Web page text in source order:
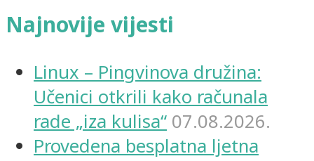
Najnovije vijesti
Linux – Pingvinova družina:
Učenici otkrili kako računala
rade „iza kulisa“ 07.08.2026.
Provedena besplatna ljetna